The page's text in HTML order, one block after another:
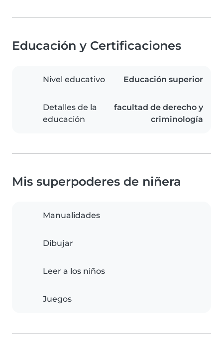
Educación y Certificaciones
Nivel educativo Educación superior
Detalles de la
educación
facultad de derecho y
criminología
Mis superpoderes de niñera
Manualidades
Dibujar
Leer a los niños
Juegos